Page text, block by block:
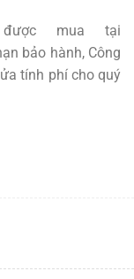
mua tại
bảo hành, Công
tính phí cho quý